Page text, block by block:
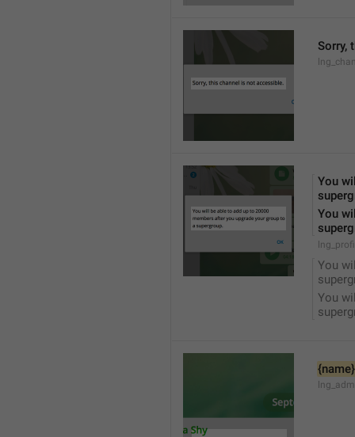
Sorry,
You
You
You
You
{name}